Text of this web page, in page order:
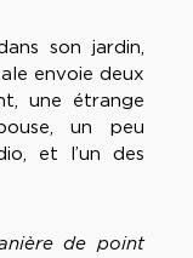
son jardin,
envoie deux
une étrange
un peu
et l’un des
de point